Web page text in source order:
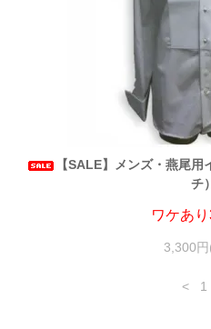
【SALE】メンズ・燕尾
チ）
ワケあ
3,300
< 1